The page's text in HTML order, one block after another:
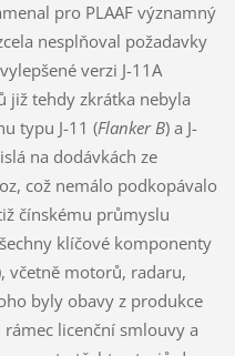
pro PLAAF významný
nesplňoval požadavky
verzi J-11A
již tehdy zkrátka nebyla
typu J-11 (Flanker B) a J-
na dodávkách ze
což nemálo podkopávalo
čínskému průmyslu
klíčové komponenty
včetně motorů, radaru,
byly obavy z produkce
rámec licenční smlouvy a